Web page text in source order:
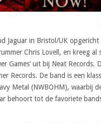
Jaguar in Bristol/UK
Chris Lovell, en kreeg al
Games’ uit bij Neat Records.
Records. De band is een
Metal (NWBOHM), waarbij
behoort tot de favoriete